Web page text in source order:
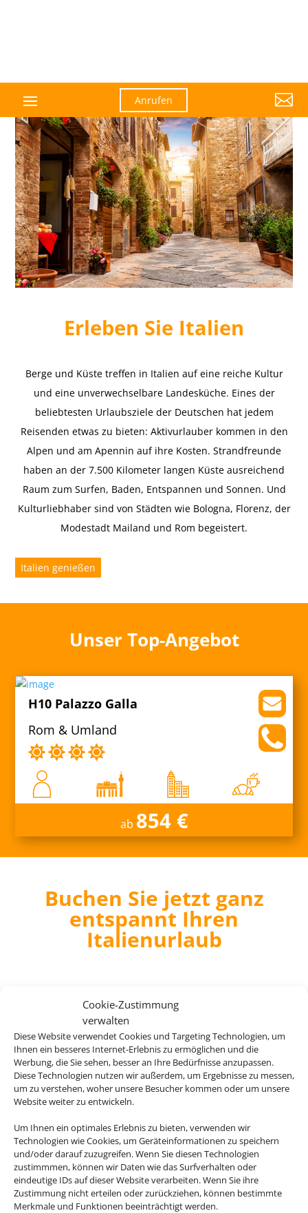
Cookie-Zustimmung
verwalten
Diese Website verwendet Cookies und Targeting Technologien, um
Ihnen ein besseres Internet-Erlebnis zu ermöglichen und die
Werbung, die Sie sehen, besser an Ihre Bedürfnisse anzupassen.
Diese Technologien nutzen wir außerdem, um Ergebnisse zu messen,
um zu verstehen, woher unsere Besucher kommen oder um unsere
Website weiter zu entwickeln.
Um Ihnen ein optimales Erlebnis zu bieten, verwenden wir
Technologien wie Cookies, um Geräteinformationen zu speichern
und/oder darauf zuzugreifen. Wenn Sie diesen Technologien
zustimmmen, können wir Daten wie das Surfverhalten oder
eindeutige IDs auf dieser Website verarbeiten. Wenn Sie ihre
Zustimmung nicht erteilen oder zurückziehen, können bestimmte
Merkmale und Funktionen beeinträchtigt werden.
Anrufen 
Erleben Sie Italien
Berge und Küste treffen in Italien auf eine reiche Kultur
und eine unverwechselbare Landesküche. Eines der
beliebtesten Urlaubsziele der Deutschen hat jedem
Reisenden etwas zu bieten: Aktivurlauber kommen in den
Alpen und am Apennin auf ihre Kosten. Strandfreunde
haben an der 7.500 Kilometer langen Küste ausreichend
Raum zum Surfen, Baden, Entspannen und Sonnen. Und
Kulturliebhaber sind von Städten wie Bologna, Florenz, der
Modestadt Mailand und Rom begeistert.
Italien genießen
Unser Top-Angebot
H10 Palazzo Galla
Rom & Umland
ab 854 €
Buchen Sie jetzt ganz
entspannt Ihren
Italienurlaub
Hotel Arno
Miramare di Rimini, Venedig & Nördliche
Adria
ab203 €